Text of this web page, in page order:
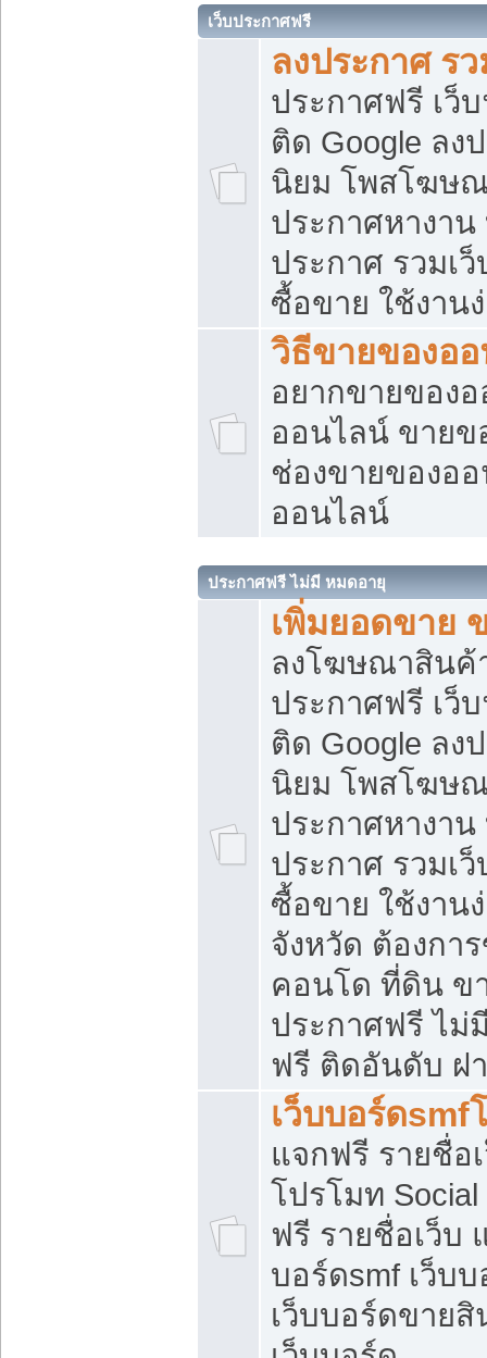
เว็บประกาศฟรี
ลงประกาศ ร
ประกาศฟรี เว็
ติด Google ลง
นิยม โพสโฆษ
ประกาศหางาน
ประกาศ รวมเ
ซื้อขาย ใช้งาน
วิธีขายของอ
อยากขายของ
ออนไลน์ ขายข
ช่องขายของอ
ออนไลน์
ประกาศฟรี ไม่มี หมดอายุ
เพิ่มยอดขาย
ลงโฆษณาสิน
ประกาศฟรี เว็
ติด Google ลง
นิยม โพสโฆษ
ประกาศหางาน
ประกาศ รวมเ
ซื้อขาย ใช้งาน
จังหวัด ต้องกา
คอนโด ที่ดิน ข
ประกาศฟรี ไม่
ฟรี ติดอันดับ ฝ
เว็บบอร์ดsmf
แจกฟรี รายชื่อ
โปรโมท
ฟรี รายชื่อเว็บ
บอร์ดsmf เว็บ
เว็บบอร์ดขาย